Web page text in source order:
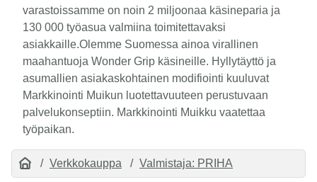
varastoissamme on noin 2 miljoonaa käsineparia ja
130 000 työasua valmiina toimitettavaksi
asiakkaille.Olemme Suomessa ainoa virallinen
maahantuoja Wonder Grip käsineille. Hyllytäyttö ja
asumallien asiakaskohtainen modifiointi kuuluvat
Markkinointi Muikun luotettavuuteen perustuvaan
palvelukonseptiin. Markkinointi Muikku vaatettaa
työpaikan.
Verkkokauppa Valmistaja: PRIHA